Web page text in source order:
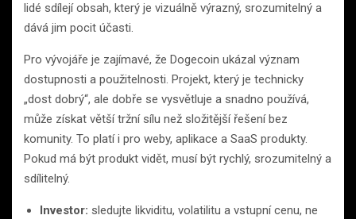
lidé sdílejí obsah, který je vizuálně výrazný, srozumitelný a
dává jim pocit účasti.
Pro vývojáře je zajímavé, že Dogecoin ukázal význam
dostupnosti a použitelnosti. Projekt, který je technicky
„dost dobrý“, ale dobře se vysvětluje a snadno používá,
může získat větší tržní sílu než složitější řešení bez
komunity. To platí i pro weby, aplikace a SaaS produkty.
Pokud má být produkt vidět, musí být rychlý, srozumitelný a
sdílitelný.
Investor: sledujte likviditu, volatilitu a vstupní cenu, ne